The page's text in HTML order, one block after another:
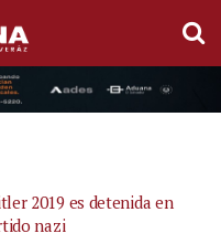
2019 es detenida en
nazi